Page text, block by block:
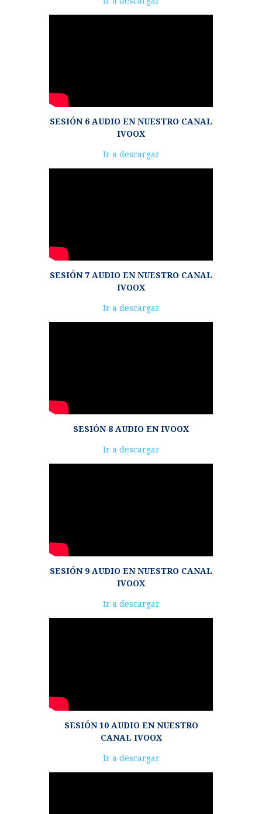
de
SESIÓN 6 AUDIO EN NUESTRO CANAL
IVOOX
de
Ir a descargar
SESIÓN 7 AUDIO EN NUESTRO CANAL
IVOOX
de
Ir a descargar
SESIÓN 8 AUDIO EN IVOOX
de
Ir a descargar
SESIÓN 9 AUDIO EN NUESTRO CANAL
IVOOX
de
Ir a descargar
SESIÓN 10 AUDIO EN NUESTRO
CANAL IVOOX
de
Ir a descargar